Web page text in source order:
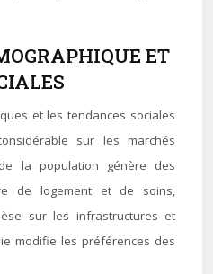
ET
et les tendances sociales
sur les marchés
la population génère des
de logement et de soins,
sur les infrastructures et
modifie les préférences des